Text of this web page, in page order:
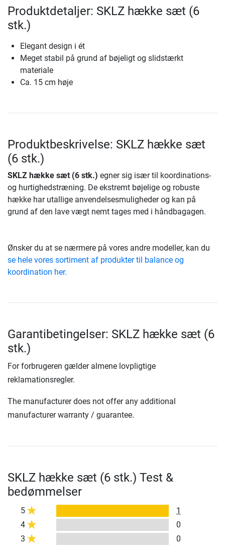
Produktdetaljer: SKLZ hække sæt (6
stk.)
Elegant design i ét
Meget stabil på grund af bøjeligt og slidstærkt
materiale
Ca. 15 cm høje
Produktbeskrivelse: SKLZ hække sæt
(6 stk.)
SKLZ hække sæt (6 stk.) egner sig især til koordinations-
og hurtighedstræning. De ekstremt bøjelige og robuste
hække har utallige anvendelsesmuligheder og kan på
grund af den lave vægt nemt tages med i håndbagagen.
Ønsker du at se nærmere på vores andre modeller, kan du
se hele vores sortiment af produkter til balance og
koordination her.
Garantibetingelser: SKLZ hække sæt (6
stk.)
For forbrugeren gælder almene lovpligtige
reklamationsregler.
The manufacturer does not offer any additional
manufacturer warranty / guarantee.
SKLZ hække sæt (6 stk.) Test &
bedømmelser
5
1
4
0
3
0